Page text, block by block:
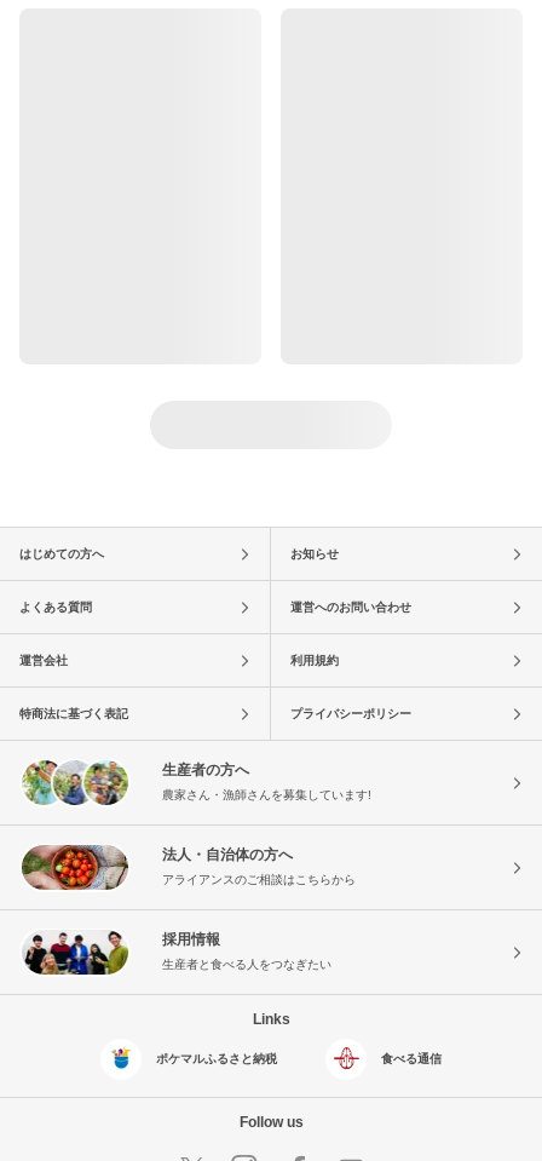
はじめての方へ お知らせ
よくある質問 運営へのお問い合わせ
運営会社 利用規約
特商法に基づく表記 プライバシーポリシー
生産者の方へ
農家さん・漁師さんを募集しています!
法人・自治体の方へ
アライアンスのご相談はこちらから
採用情報
生産者と食べる人をつなぎたい
Links
ポケマルふるさと納税 食べる通信
Follow us